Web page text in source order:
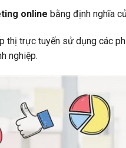
online bằng định nghĩa
thị trực tuyến sử dụng các
nghiệp.